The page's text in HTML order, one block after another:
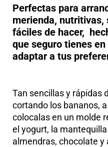
Perfectas para
merienda, nutritivas,
fáciles de hacer,
que seguro tienes
adaptar a tus
Tan sencillas y rápidas
cortando los bananos,
colocalas en un molde
el yogurt, la
almendras, chocolate y